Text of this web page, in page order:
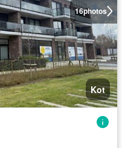
16photos
Kot